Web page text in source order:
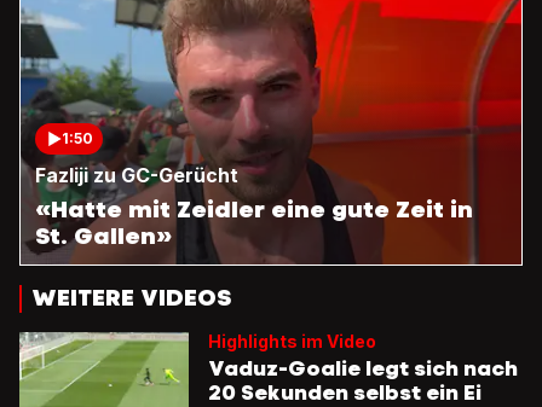
1:50
Fazliji zu GC-Gerücht
«Hatte mit Zeidler eine gute Zeit in
St. Gallen»
WEITERE VIDEOS
Highlights im Video
Vaduz-Goalie legt sich nach
20 Sekunden selbst ein Ei